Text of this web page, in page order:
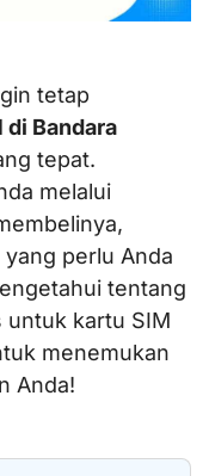
tetap
di Bandara
tepat.
melalui
perlu Anda
tentang
untuk kartu SIM
menemukan
Anda!